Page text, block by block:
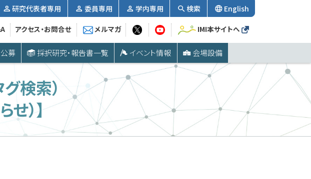
募 採択研究・報告書一覧 イベント情報 会場設備
研究代表者専用 委員専用 学内専用 検索 English
アクセス・お問合せ メルマガ IMI本サイトへ
検索）
せ）】